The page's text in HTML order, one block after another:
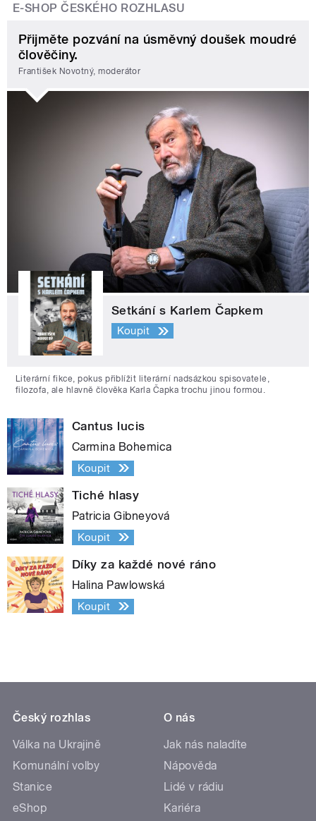
E-SHOP ČESKÉHO ROZHLASU
Přijměte pozvání na úsměvný doušek moudré
člověčiny.
František Novotný, moderátor
Setkání s Karlem Čapkem
Koupit
Literární fikce, pokus přiblížit literární nadsázkou spisovatele,
filozofa, ale hlavně člověka Karla Čapka trochu jinou formou.
Cantus lucis
Carmina Bohemica
Koupit
Tiché hlasy
Patricia Gibneyová
Koupit
Díky za každé nové ráno
Halina Pawlowská
Koupit
Český rozhlas
Válka na Ukrajině
Komunální volby
Stanice
eShop
O nás
Jak nás naladíte
Nápověda
Lidé v rádiu
Kariéra